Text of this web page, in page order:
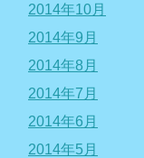
2014年10月
2014年9月
2014年8月
2014年7月
2014年6月
2014年5月